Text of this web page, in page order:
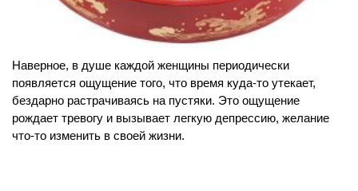
Наверное, в душе каждой женщины периодически
появляется ощущение того, что время куда-то утекает,
бездарно растрачиваясь на пустяки. Это ощущение
рождает тревогу и вызывает легкую депрессию, желание
что-то изменить в своей жизни.